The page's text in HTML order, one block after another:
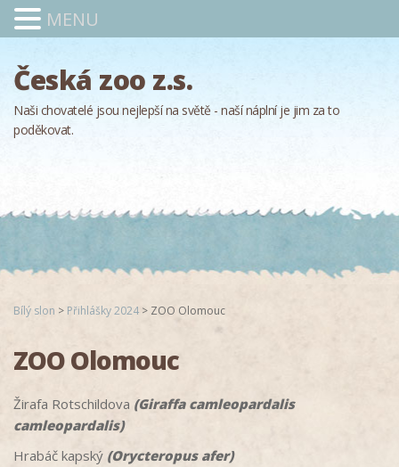
Česká zoo z.s.
Naši chovatelé jsou nejlepší na světě - naší náplní je jim za to
poděkovat.
Bílý slon > Přihlášky 2024 > ZOO Olomouc
ZOO Olomouc
Žirafa Rotschildova (Giraffa camleopardalis
camleopardalis)
Hrabáč kapský (Orycteropus afer)
MENU